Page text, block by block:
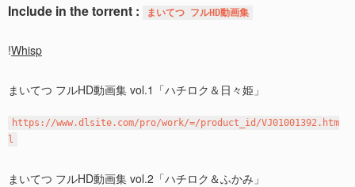
Include in the torrent : まいてつ フルHD動画集
!Whisp
まいてつ フルHD動画集 vol.1「ハチロク＆日々姫」
https://www.dlsite.com/pro/work/=/product_id/VJ01001392.htm
l
まいてつ フルHD動画集 vol.2「ハチロク＆ふかみ」